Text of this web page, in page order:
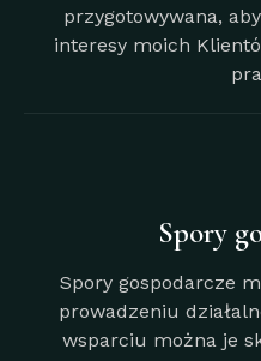
przygotowywana,
interesy moich
Spory
Spory gospodarcze
prowadzeniu
wsparciu można je